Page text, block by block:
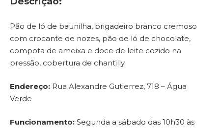
Pão de ló de baunilha, brigadeiro branco cremoso
com crocante de nozes, pão de ló de chocolate,
compota de ameixa e doce de leite cozido na
pressão, cobertura de chantilly.
Endereço: Rua Alexandre Gutierrez, 718 – Água
Verde
Funcionamento: Segunda a sábado das 10h30 às